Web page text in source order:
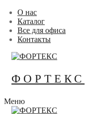
Перейти
содержимому
Меню
Закрыть
О нас
Каталог
Все для офиса
Контакты
ФОРТЕКС
Меню